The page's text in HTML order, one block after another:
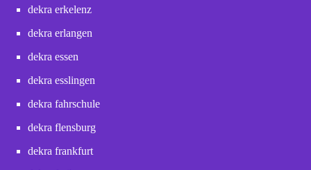
dekra erkelenz
dekra erlangen
dekra essen
dekra esslingen
dekra fahrschule
dekra flensburg
dekra frankfurt